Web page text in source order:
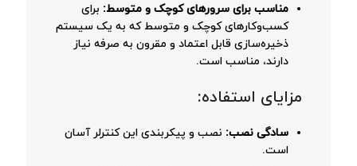
مناسب برای سرورهای کوچک و متوسط: برای
کسب‌وکارهای کوچک و متوسط که به یک سیستم
ذخیره‌سازی قابل اعتماد و مقرون به صرفه نیاز
دارند، مناسب است.
مزایای استفاده:
سادگی نصب: نصب و پیکربندی این کنترلر آسان
است.